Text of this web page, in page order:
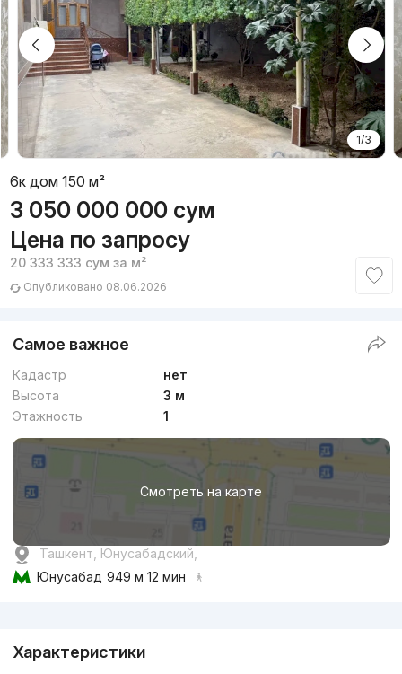
1/3
6к дом 150 м²
3 050 000 000 сум
Цена по запросу
20 333 333 сум за м²
Опубликовано 08.06.2026
Самое важное
Кадастр
нет
Высота
3 м
Этажность
1
Смотреть на карте
Ташкент, Юнусабадский,
Юнусабад 949 м 12 мин
Характеристики